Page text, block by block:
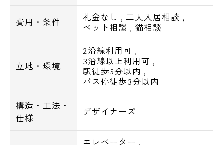
■ＴＶモニター付インターホン
■システムキッチン
■シャワートイレ
■追焚付きセミオートバス
■独立洗面化粧台
■エアコン
■バストイレ別
費用・条件 礼金なし , 二人入居相談 ,
ペット相談 , 猫相談
立地・環境
2沿線利用可 ,
3沿線以上利用可 ,
駅徒歩5分以内 ,
バス停徒歩3分以内
構造・工法・
仕様
デザイナーズ
エレベーター ,